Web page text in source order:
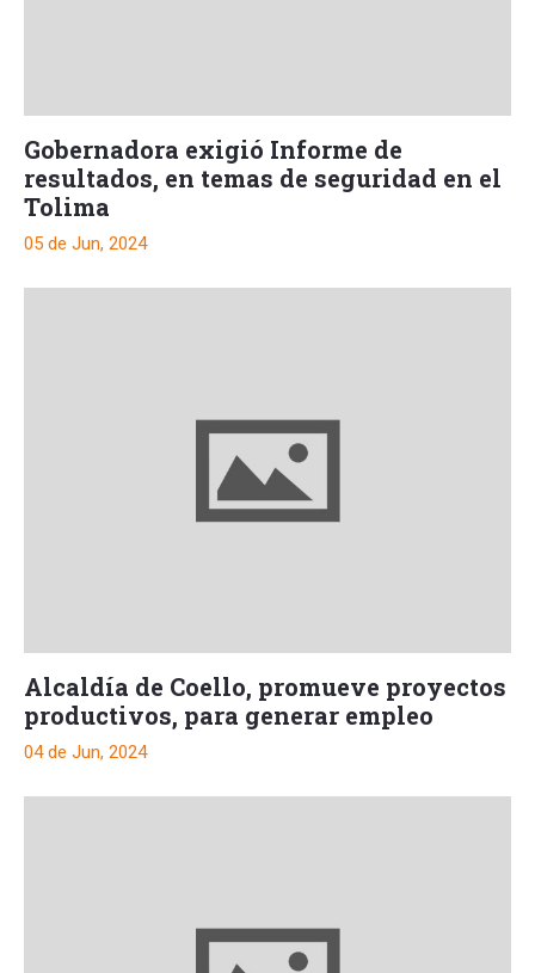
Gobernadora exigió Informe de
resultados, en temas de seguridad en el
Tolima
05 de Jun, 2024
Alcaldía de Coello, promueve proyectos
productivos, para generar empleo
04 de Jun, 2024